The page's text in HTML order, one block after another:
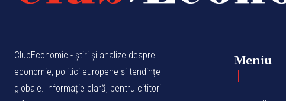
ClubEconomic - știri și analize despre
economie, politici europene și tendințe
globale. Informație clară, pentru cititori
Meniu